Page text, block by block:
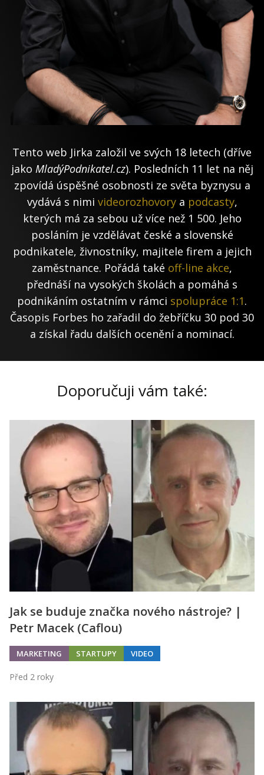
Tento web Jirka založil ve svých 18 letech (dříve
jako MladýPodnikatel.cz). Posledních 11 let na něj
zpovídá úspěšné osobnosti ze světa byznysu a
vydává s nimi videorozhovorya podcasty,
kterých má za sebou už více než 1 500. Jeho
posláním je vzdělávat české a slovenské
podnikatele, živnostníky, majitele firem a jejich
zaměstnance. Pořádá také off-line akce,
přednáší na vysokých školách a pomáhá s
podnikáním ostatním v rámci spolupráce 1:1.
Časopis Forbes ho zařadil do žebříčku 30 pod 30
a získal řadu dalších ocenění a nominací.
Doporučuji vám také:
Jak se buduje značka nového nástroje? |
Petr Macek (Caflou)
MARKETING STARTUPY VIDEO
Před 2 roky